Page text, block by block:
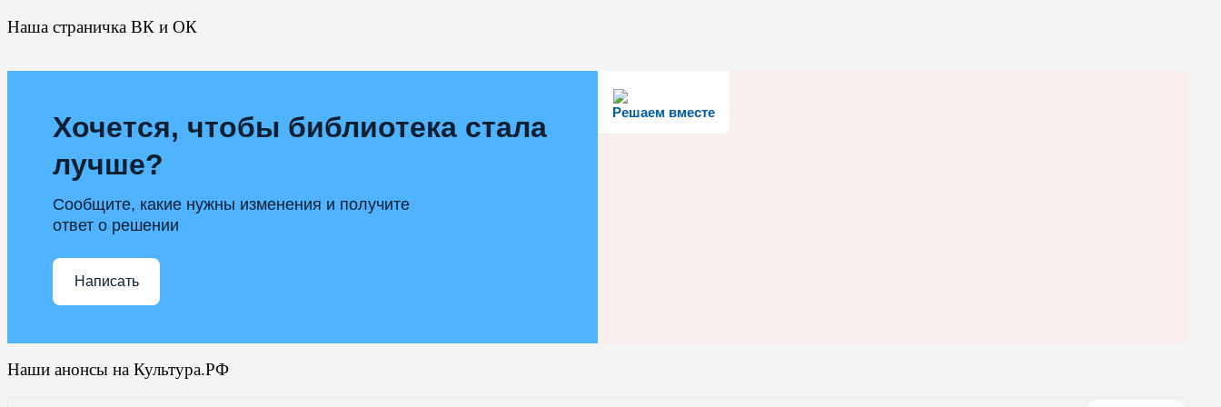
Наша страничка ВК и ОК
Решаем вместе
Хочется, чтобы библиотека стала
лучше?
Сообщите, какие нужны изменения и получите
ответ о решении
Написать
Наши анонсы на Культура.РФ